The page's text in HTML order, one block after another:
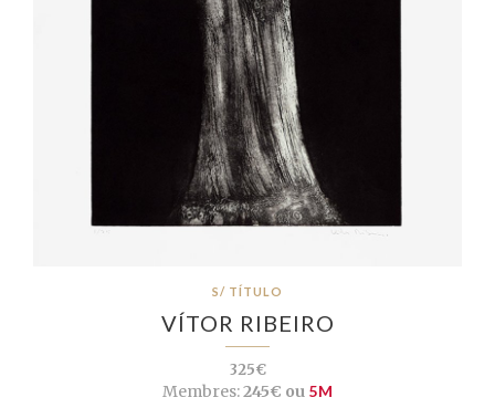
S/ TÍTULO
VÍTOR RIBEIRO
325€
Membres:245€ ou 5M